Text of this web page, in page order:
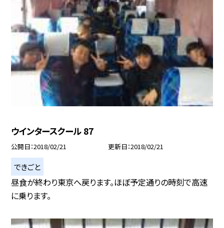
ウインタースクール 87
公開日 2018/02/21 更新日 2018/02/21
できごと
昼食が終わり東京へ戻ります。ほぼ予定通りの時刻で高速
に乗ります。